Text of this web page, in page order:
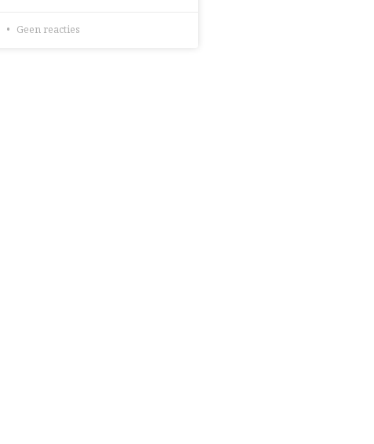
Geen reacties